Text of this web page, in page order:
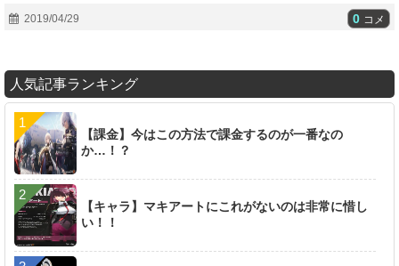
2019/04/29 0 コメ
人気記事ランキング
【課金】今はこの方法で課金するのが一番なの
か…！？
【キャラ】マキアートにこれがないのは非常に惜し
い！！